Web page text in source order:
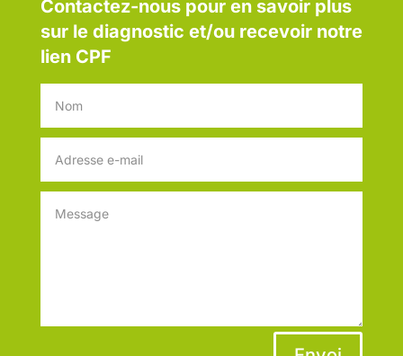
Contactez-nous pour en savoir plus
sur le diagnostic et/ou recevoir notre
lien CPF